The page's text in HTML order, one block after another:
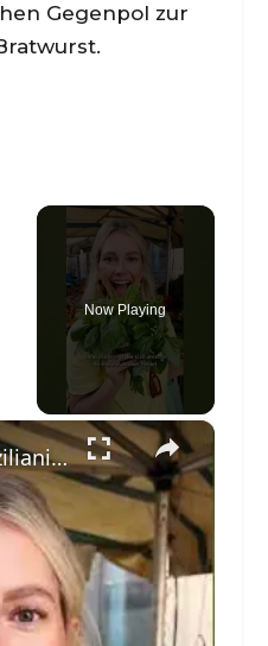
Gegenpol zur
Now Playing
×
Rezept der sizilianischen Küche: Pasta alla Norma #shorts